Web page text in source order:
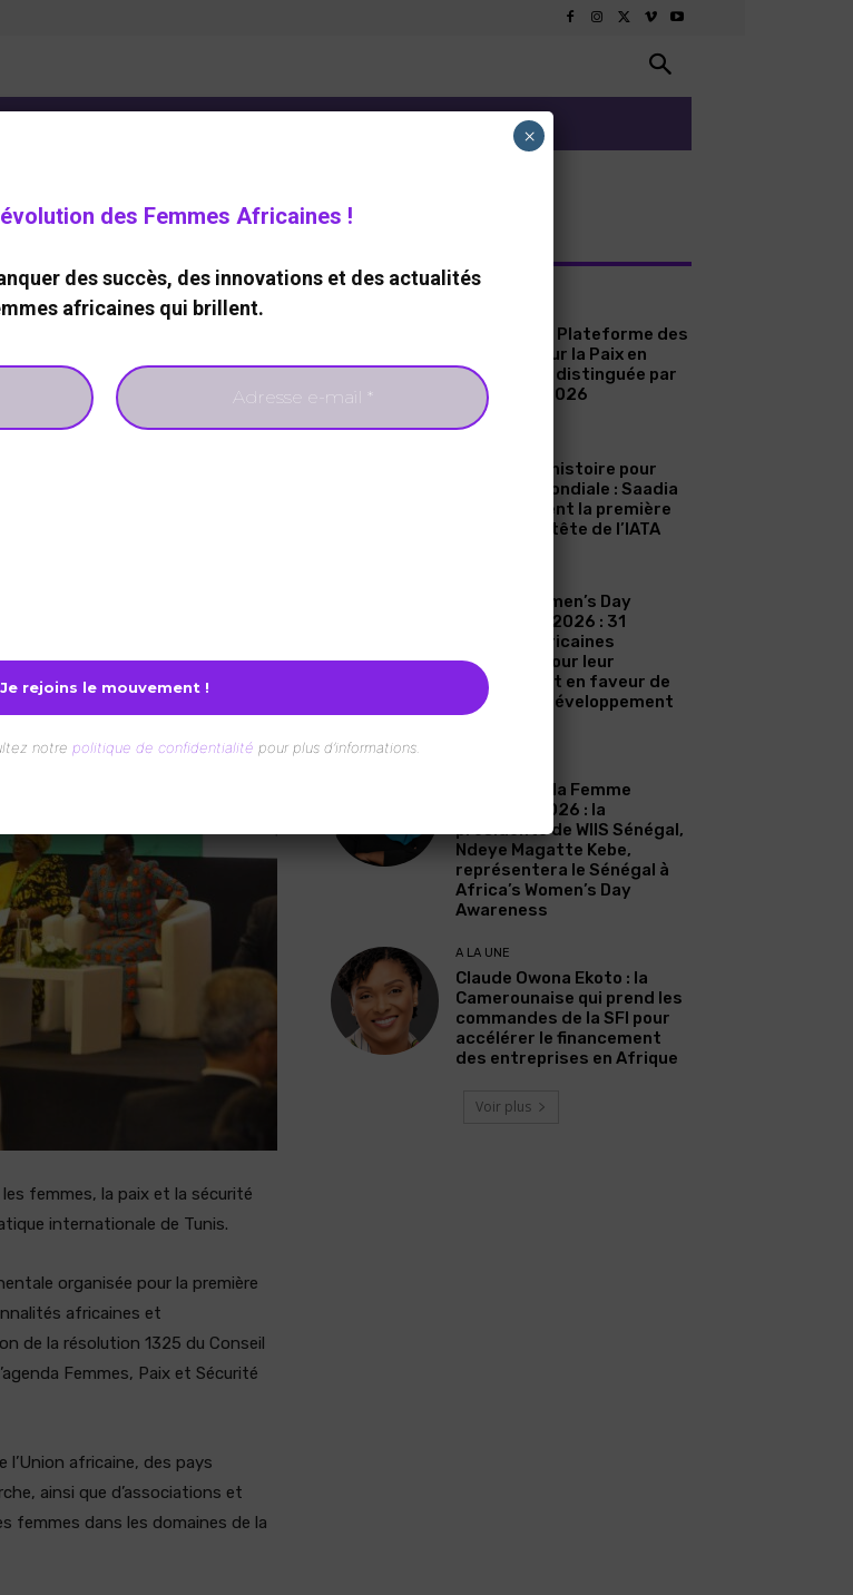
et
session
de la
femmes, la paix et la sécurité
internationale de Tunis.
organisée pour la première
africaines et
de la résolution 1325 du Conseil
Femmes, Paix et Sécurité
l’Union africaine, des pays
ainsi que d’associations et
femmes dans les domaines de la
Sénégal : La Plateforme des
Femmes pour la Paix en
Casamance distinguée par
le Prix ICIP 2026
Une page d’histoire pour
l’aviation mondiale : Saadia
Zahidi devient la première
femme à la tête de l’IATA
Africa’s Women’s Day
Awareness 2026 : 31
femmes africaines
célébrées pour leur
engagement en faveur de
l’eau et du développement
durable
Journée de la Femme
Africaine 2026 : la
présidente de WIIS Sénégal,
Ndeye Magatte Kebe,
représentera le Sénégal à
Africa’s Women’s Day
Awareness
A LA UNE
Claude Owona Ekoto : la
Camerounaise qui prend les
commandes de la SFI pour
accélérer le financement
des entreprises en Afrique
Voir plus
des Femmes Africaines !
des succès, des innovations et des actualités
africaines qui brillent.
notre politique de confidentialité pour plus d’informations.
×